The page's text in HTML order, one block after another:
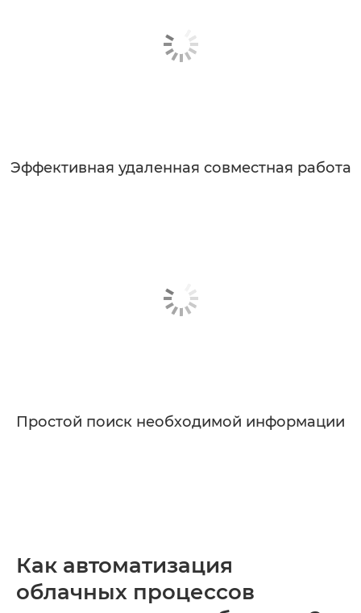
Эффективная удаленная совместная работа
Простой поиск необходимой информации
Как автоматизация
облачных процессов